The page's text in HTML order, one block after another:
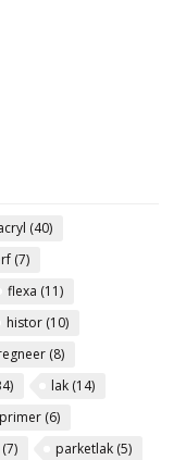
(40)
(7)
flexa (11)
histor (10)
(8)
lak (14)
(6)
(7) parketlak (5)